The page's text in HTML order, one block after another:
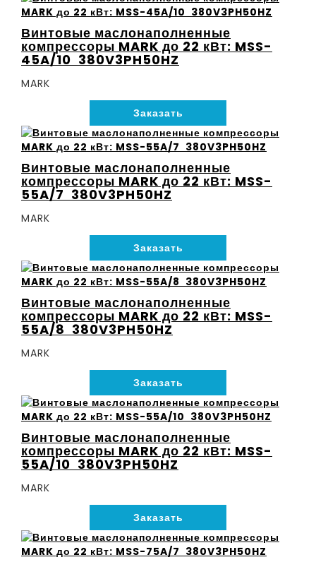
Винтовые маслонаполненные
компрессоры MARK до 22 кВт: MSS-
45A/10 380V3PH50HZ
MARK
Заказать
Винтовые маслонаполненные
компрессоры MARK до 22 кВт: MSS-
55A/7 380V3PH50HZ
MARK
Заказать
Винтовые маслонаполненные
компрессоры MARK до 22 кВт: MSS-
55A/8 380V3PH50HZ
MARK
Заказать
Винтовые маслонаполненные
компрессоры MARK до 22 кВт: MSS-
55A/10 380V3PH50HZ
MARK
Заказать